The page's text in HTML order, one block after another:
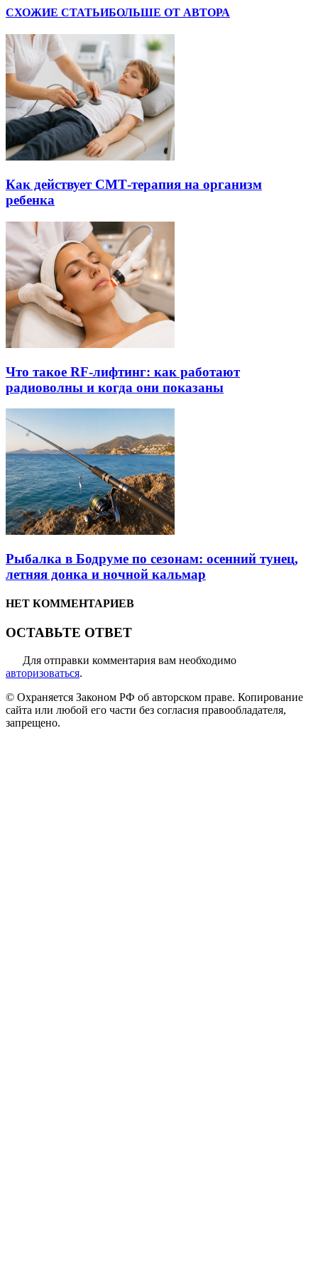
СХОЖИЕ СТАТЬИБОЛЬШЕ ОТ АВТОРА
Как действует СМТ-терапия на организм
ребенка
Что такое RF-лифтинг: как работают
радиоволны и когда они показаны
Рыбалка в Бодруме по сезонам: осенний тунец,
летняя донка и ночной кальмар
НЕТ КОММЕНТАРИЕВ
ОСТАВЬТЕ ОТВЕТ
Для отправки комментария вам необходимо
авторизоваться.
© Охраняется Законом РФ об авторском праве. Копирование
сайта или любой его части без согласия правообладателя,
запрещено.